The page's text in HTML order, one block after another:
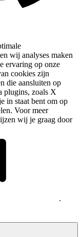
wij analyses maken
ervaring op onze
cookies zijn
die aansluiten op
plugins, zoals X
in staat bent om op
Voor meer
wij je graag door
.